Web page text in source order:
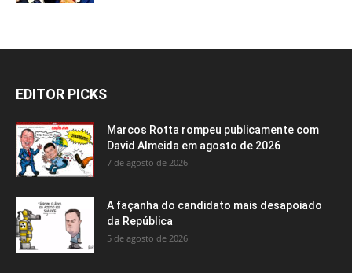
EDITOR PICKS
Marcos Rotta rompeu publicamente com
David Almeida em agosto de 2026
7 de agosto de 2026
A façanha do candidato mais desapoiado
da República
5 de agosto de 2026